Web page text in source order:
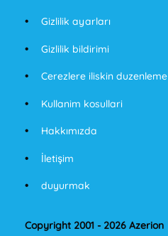
Gizlilik ayarları
Gizlilik bildirimi
Cerezlere iliskin duzenleme
Kullanim kosullari
Hakkımızda
İletişim
duyurmak
Copyright 2001 - 2026 Azerion